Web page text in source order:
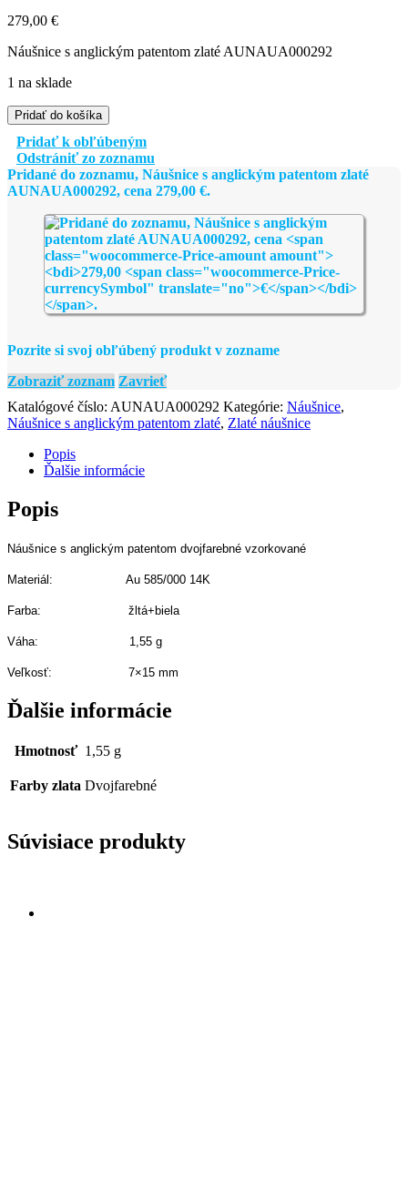
279,00 €
Náušnice s anglickým patentom zlaté AUNAUA000292
1 na sklade
množstvo
Náušnice
anglickým
patentom
zlaté
AUNAUA000292
Pridať do košíka
Pridať k obľúbeným
Odstrániť zo zoznamu
Pridané do zoznamu, Náušnice s anglickým patentom zlaté
AUNAUA000292, cena 279,00 €.
Pozrite si svoj obľúbený produkt v zozname
Zobraziť zoznam Zavrieť
Katalógové číslo: AUNAUA000292 Kategórie: Náušnice,
Náušnice s anglickým patentom zlaté, Zlaté náušnice
Popis
Ďalšie informácie
Popis
Náušnice s anglickým patentom dvojfarebné vzorkované
Materiál: Au 585/000 14K
Farba: žltá+biela
Váha: 1,55 g
Veľkosť: 7×15 mm
Ďalšie informácie
Hmotnosť 1,55 g
Farby zlata Dvojfarebné
Súvisiace produkty